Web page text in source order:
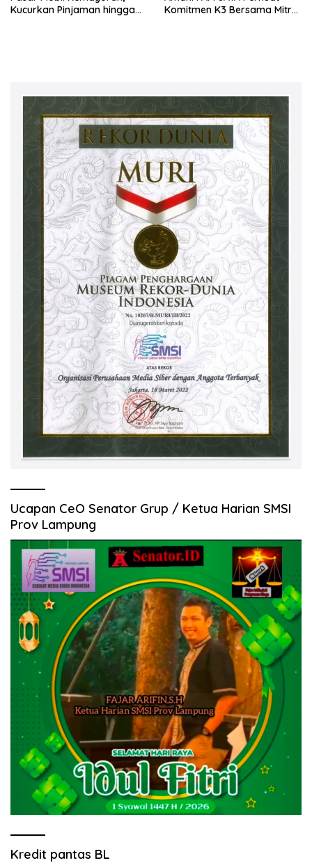
Kucurkan Pinjaman hingga
Komitmen K3 Bersama Mitra
Ucapan CeO Senator Grup / Ketua Harian SMSI
Prov Lampung
Kredit pantas BL